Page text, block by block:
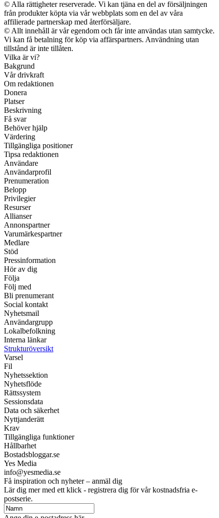
© Alla rättigheter reserverade. Vi kan tjäna en del av försäljningen
från produkter köpta via vår webbplats som en del av våra
affilierade partnerskap med återförsäljare.
© Allt innehåll är vår egendom och får inte användas utan samtycke.
Vi kan få betalning för köp via affärspartners. Användning utan
tillstånd är inte tillåten.
Vilka är vi?
Bakgrund
Vår drivkraft
Om redaktionen
Donera
Platser
Beskrivning
Få svar
Behöver hjälp
Värdering
Tillgängliga positioner
Tipsa redaktionen
Användare
Användarprofil
Prenumeration
Belopp
Privilegier
Resurser
Allianser
Annonspartner
Varumärkespartner
Medlare
Stöd
Pressinformation
Hör av dig
Följa
Följ med
Bli prenumerant
Social kontakt
Nyhetsmail
Användargrupp
Lokalbefolkning
Interna länkar
Strukturöversikt
Varsel
Fil
Nyhetssektion
Nyhetsflöde
Rättssystem
Sessionsdata
Data och säkerhet
Nyttjanderätt
Krav
Tillgängliga funktioner
Hållbarhet
Bostadsbloggar.se
Yes Media
info@yesmedia.se
Få inspiration och nyheter – anmäl dig
Lär dig mer med ett klick - registrera dig för vår kostnadsfria e-
postserie.